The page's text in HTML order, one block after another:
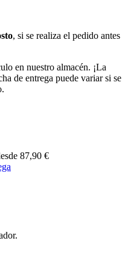
, si se realiza el pedido antes
en nuestro almacén. ¡La
de entrega puede variar si se
87,90 €